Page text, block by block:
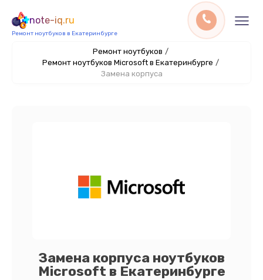
note-iq.ru
Ремонт ноутбуков в Екатеринбурге
Ремонт ноутбуков /
Ремонт ноутбуков Microsoft в Екатеринбурге /
Замена корпуса
Замена корпуса ноутбуков
Microsoft в Екатеринбурге